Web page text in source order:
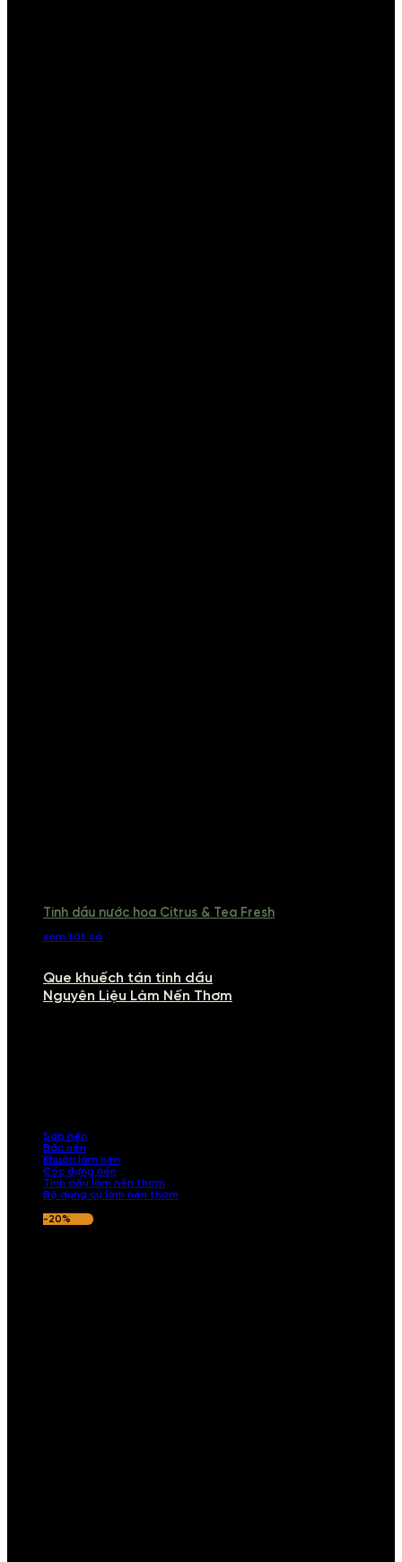
Tinh dầu nước hoa Citrus & Tea Fresh
xem tất cả
Que khuếch tán tinh dầu
Nguyên Liệu Làm Nến Thơm
Sáp nến
Bấc nến
Khuôn làm nến
Cốc đựng nến
Tinh dầu làm nến thơm
Bộ dụng cụ làm nến thơm
-20%